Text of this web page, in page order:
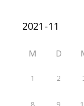
M D
1 2
8 9